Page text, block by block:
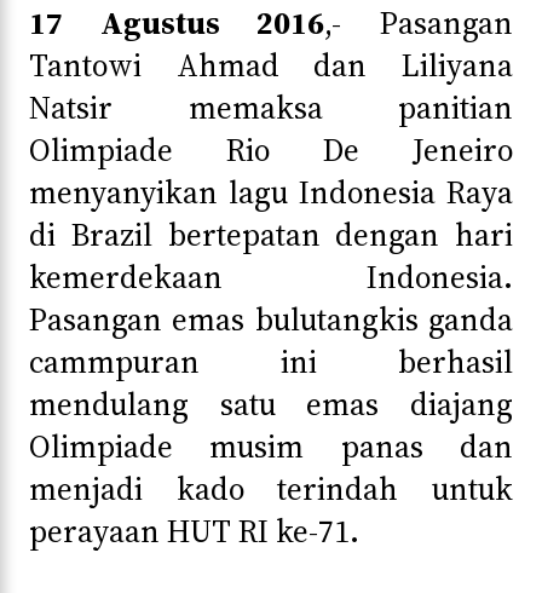
17 Agustus 2016,- Pasangan
Tantowi Ahmad dan Liliyana
Natsir memaksa panitian
Olimpiade Rio De Jeneiro
menyanyikan lagu Indonesia Raya
di Brazil bertepatan dengan hari
kemerdekaan Indonesia.
Pasangan emas bulutangkis ganda
cammpuran ini berhasil
mendulang satu emas diajang
Olimpiade musim panas dan
menjadi kado terindah untuk
perayaan HUT RI ke-71.